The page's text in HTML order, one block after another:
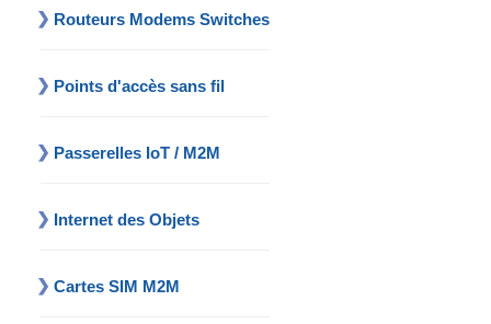
Routeurs Modems Switches
Points d'accès sans fil
Passerelles IoT / M2M
Internet des Objets
Cartes SIM M2M